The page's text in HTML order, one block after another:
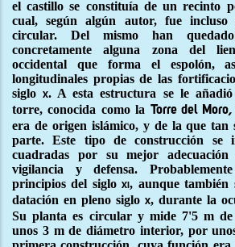
el castillo se constituía de un recinto
cual, según algún autor, fue
circular. Del mismo han quedado
concretamente alguna zona del
occidental que forma el espolón,
longitudinales propias de las
siglox. A esta estructura se le
torre, conocida como la Torre del Moro,
era de origen islámico, y de la que tan
parte. Este tipo de construcción se
cuadradas por su mejor
vigilancia y defensa.
principios del sigloxi, aunque también
datación en pleno siglo x, durante la
Su planta es circular y mide 7'5 m
unos 3 m de diámetro interior, por